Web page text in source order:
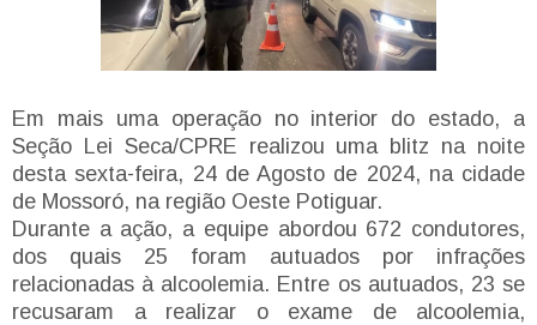
Em mais uma operação no interior do estado, a
Seção Lei Seca/CPRE realizou uma blitz na noite
desta sexta-feira, 24 de Agosto de 2024, na cidade
de Mossoró, na região Oeste Potiguar.
Durante a ação, a equipe abordou 672 condutores,
dos quais 25 foram autuados por infrações
relacionadas à alcoolemia. Entre os autuados, 23 se
recusaram a realizar o exame de alcoolemia,